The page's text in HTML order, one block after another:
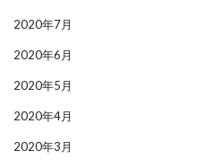
2020年7月
2020年6月
2020年5月
2020年4月
2020年3月